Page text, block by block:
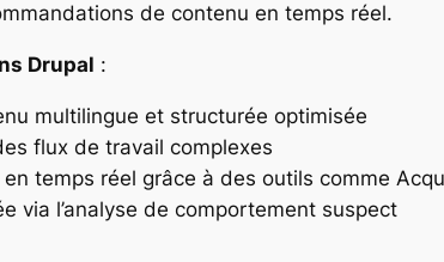
de contenu en temps réel.
Drupal :
multilingue et structurée optimisée
flux de travail complexes
temps réel grâce à des outils comme
via l’analyse de comportement suspect